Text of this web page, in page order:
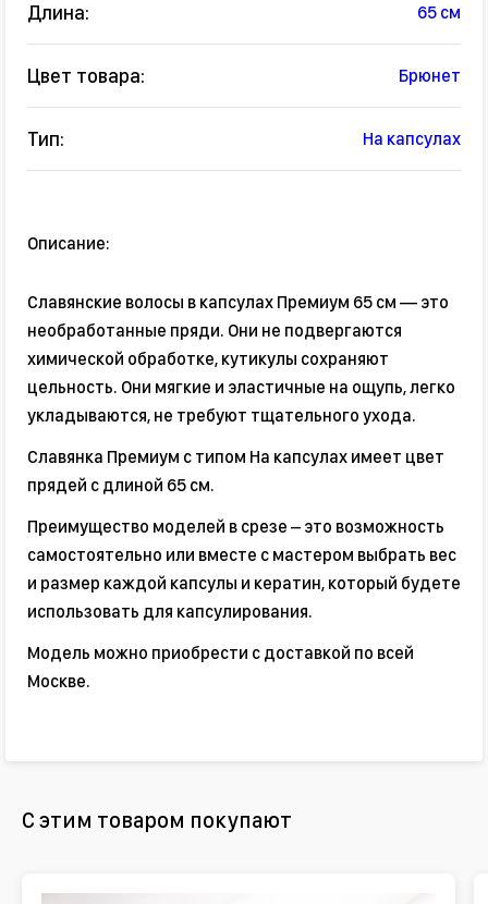
Длина: 65 см
Цвет товара: Брюнет
Тип: На капсулах
Описание:
Славянские волосы в капсулах Премиум 65 см — это
необработанные пряди. Они не подвергаются
химической обработке, кутикулы сохраняют
цельность. Они мягкие и эластичные на ощупь, легко
укладываются, не требуют тщательного ухода.
Славянка Премиум с типом На капсулах имеет цвет
прядей с длиной 65 см.
Преимущество моделей в срезе – это возможность
самостоятельно или вместе с мастером выбрать вес
и размер каждой капсулы и кератин, который будете
использовать для капсулирования.
Модель можно приобрести с доставкой по всей
Москве.
С этим товаром покупают